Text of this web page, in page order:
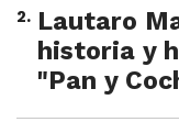
2. Lautaro
historia y
"Pan y